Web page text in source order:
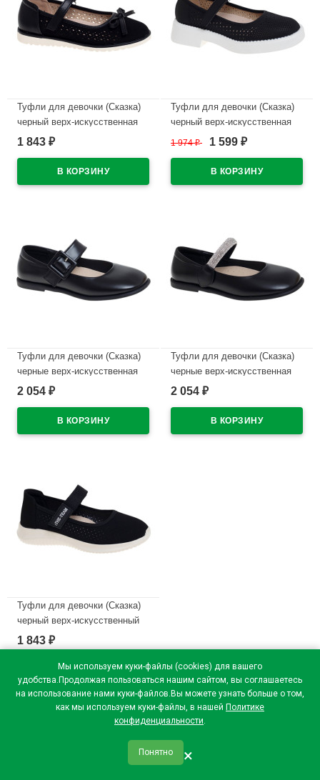
Мы используем куки-файлы (cookies) для вашего
удобства.Продолжая пользоваться нашим сайтом, вы соглашаетесь
на использование нами куки-файлов.Вы можете узнать больше о том,
как мы используем куки-файлы, в нашей Политике
конфиденциальности.
Понятно ×
Туфли для девочки (Сказка)
черный верх-искусственная
кожа подкладка-натуральная
арт.R555094709NBK
1 843 ₽
Туфли для девочки (Сказка)
черный верх-искусственная
кожа подкладка-натуральная
арт.R231894779DB
1 974₽ 1 599 ₽
Туфли для девочки (Сказка)
черные верх-искусственная
кожа подкладка-натуральная
арт.R818094785ВК
2 054 ₽
Туфли для девочки (Сказка)
черные верх-искусственная
кожа подкладка-натуральная
арт.R818094781BK
2 054 ₽
Туфли для девочки (Сказка)
черный верх-искусственный
нубук подкладка-натуральная
кожа размерный ряд 32-37
арт.R211894732BK
В наличии
1 843 ₽
qr_code